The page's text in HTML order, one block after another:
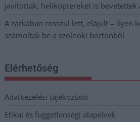
javítottak, helikoptereket is bevetettek
A zárkában rosszul lett, elájult – ilyen
számoltak be a szolnoki börtönből
Elérhetőség
Adatkezelési tájékoztató
Etikai és függetlenségi alapelvek